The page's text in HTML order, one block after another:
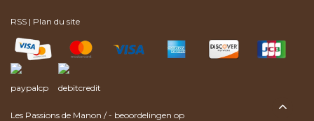
RSS | Plan du site
Les Passions de Manon /- beoordelingen op